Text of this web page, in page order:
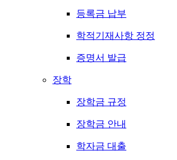
등록금 납부
학적기재사항 정정
증명서 발급
장학
장학금 규정
장학금 안내
학자금 대출